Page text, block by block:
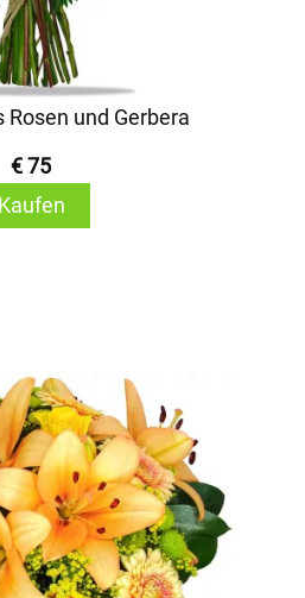
Rosen und Gerbera
€ 75
Kaufen